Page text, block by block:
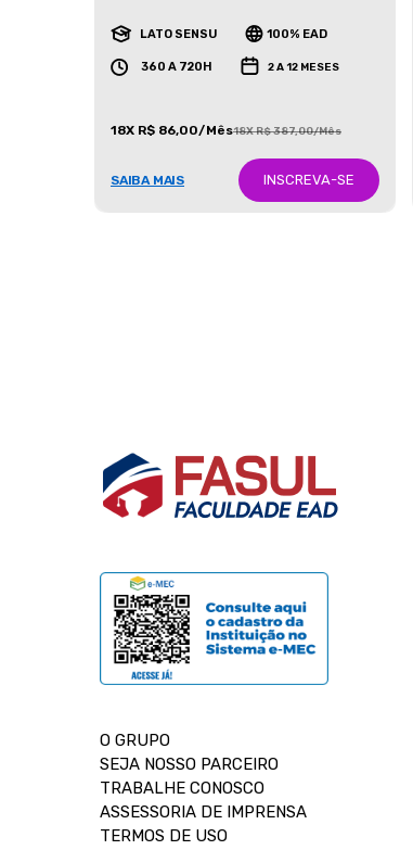
LATO SENSU 100% EAD
360 A 720H 2 A 12 MESES
18X R$ 86,00/Mês18X R$ 387,00/Mês
SAIBA MAIS INSCREVA-SE
O GRUPO
SEJA NOSSO PARCEIRO
TRABALHE CONOSCO
ASSESSORIA DE IMPRENSA
TERMOS DE USO